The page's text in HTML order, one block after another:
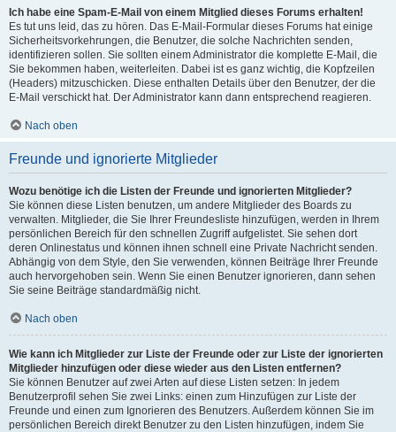
Ich habe eine Spam-E-Mail von einem Mitglied dieses Forums erhalten!
Es tut uns leid, das zu hören. Das E-Mail-Formular dieses Forums hat einige
Sicherheitsvorkehrungen, die Benutzer, die solche Nachrichten senden,
identifizieren sollen. Sie sollten einem Administrator die komplette E-Mail, die
Sie bekommen haben, weiterleiten. Dabei ist es ganz wichtig, die Kopfzeilen
(Headers) mitzuschicken. Diese enthalten Details über den Benutzer, der die
E-Mail verschickt hat. Der Administrator kann dann entsprechend reagieren.
Nach oben
Freunde und ignorierte Mitglieder
Wozu benötige ich die Listen der Freunde und ignorierten Mitglieder?
Sie können diese Listen benutzen, um andere Mitglieder des Boards zu
verwalten. Mitglieder, die Sie Ihrer Freundesliste hinzufügen, werden in Ihrem
persönlichen Bereich für den schnellen Zugriff aufgelistet. Sie sehen dort
deren Onlinestatus und können ihnen schnell eine Private Nachricht senden.
Abhängig von dem Style, den Sie verwenden, können Beiträge Ihrer Freunde
auch hervorgehoben sein. Wenn Sie einen Benutzer ignorieren, dann sehen
Sie seine Beiträge standardmäßig nicht.
Nach oben
Wie kann ich Mitglieder zur Liste der Freunde oder zur Liste der ignorierten
Mitglieder hinzufügen oder diese wieder aus den Listen entfernen?
Sie können Benutzer auf zwei Arten auf diese Listen setzen: In jedem
Benutzerprofil sehen Sie zwei Links: einen zum Hinzufügen zur Liste der
Freunde und einen zum Ignorieren des Benutzers. Außerdem können Sie im
persönlichen Bereich direkt Benutzer zu den Listen hinzufügen, indem Sie